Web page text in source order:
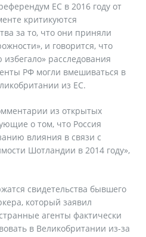
ЕС в 2016 году от
критикуются
за то, что они приняли
и говорится, что
расследования
РФ могли вмешиваться в
из ЕС.
из открытых
о том, что Россия
влияния в связи с
Шотландии в 2014 году»,
свидетельства бывшего
который заявил
агенты фактически
в Великобритании из-за